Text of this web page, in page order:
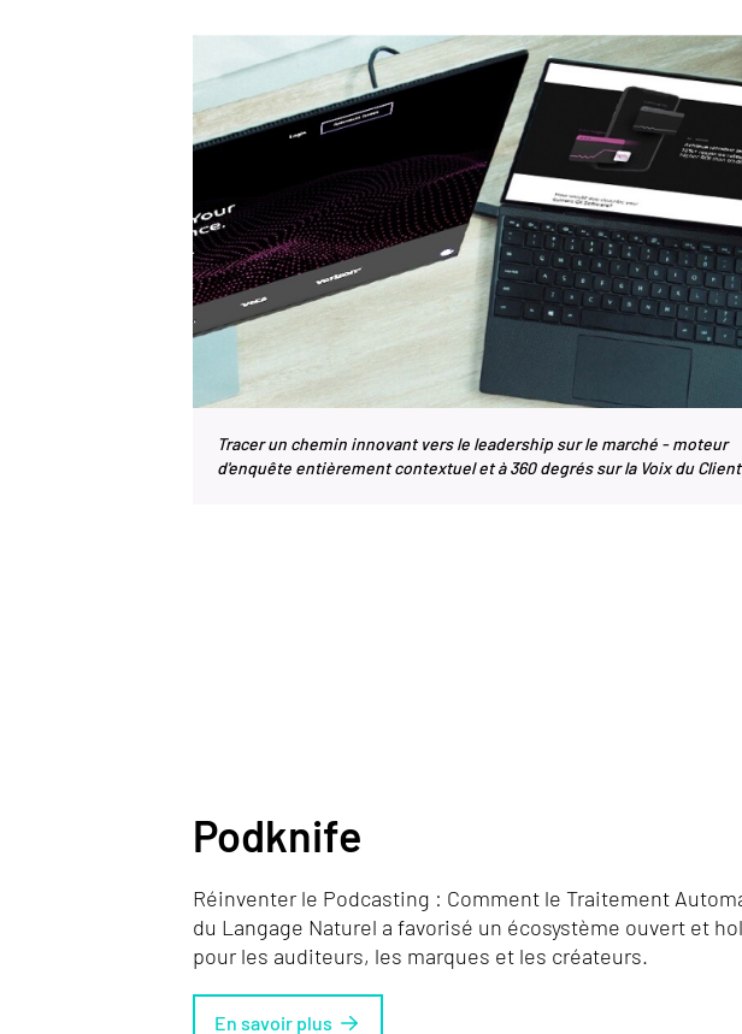
Tracer un chemin innovant vers le leadership sur le marché - moteur
d'enquête entièrement contextuel et à 360 degrés sur la Voix du
Podknife
Réinventer le Podcasting : Comment le Traitement
du Langage Naturel a favorisé un écosystème ouvert et
pour les auditeurs, les marques et les créateurs.
En savoir plus